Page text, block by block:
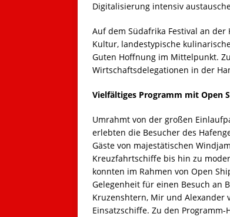
Digitalisierung intensiv
Auf dem Südafrika Festival an
Kultur, landestypische
Guten Hoffnung im Mittelpunkt.
Wirtschaftsdelegationen in der
Vielfältiges Programm mit Open
Umrahmt von der großen
erlebten die Besucher des
Gäste von majestätischen
Kreuzfahrtschiffe bis hin zu
konnten im Rahmen von Open
Gelegenheit für einen Besuch an
Kruzenshtern, Mir und Alexander
Einsatzschiffe. Zu den